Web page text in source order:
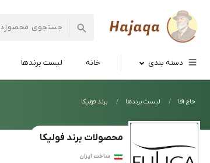
حاج
در
دسته بندی خانه لیست برندها
حاج آقا لیست برندها برند فولیکا
محصولات برند فولیکا
ساخت ایران